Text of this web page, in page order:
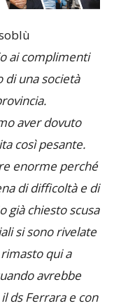
ai complimenti
di una società
aver dovuto
così pesante.
enorme perché
di difficoltà e di
già chiesto scusa
si sono rivelate
qui a
avrebbe
ds Ferrara e con